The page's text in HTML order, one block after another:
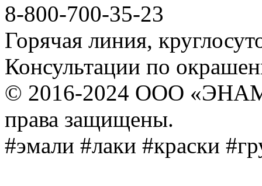
8-800-700-35-23
Горячая линия,
Консультации по
© 2016-2024 ООО
права защищены.
#эмали #лаки #краски